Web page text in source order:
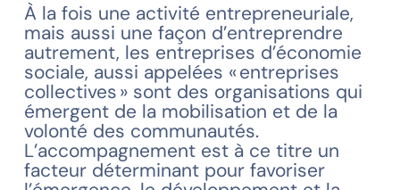
À la fois une activité entrepreneuriale,
mais aussi une façon d’entreprendre
autrement, les entreprises d’économie
sociale, aussi appelées « entreprises
collectives » sont des organisations qui
émergent de la mobilisation et de la
volonté des communautés.
L’accompagnement est à ce titre un
facteur déterminant pour favoriser